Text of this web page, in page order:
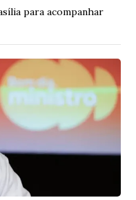
para acompanhar